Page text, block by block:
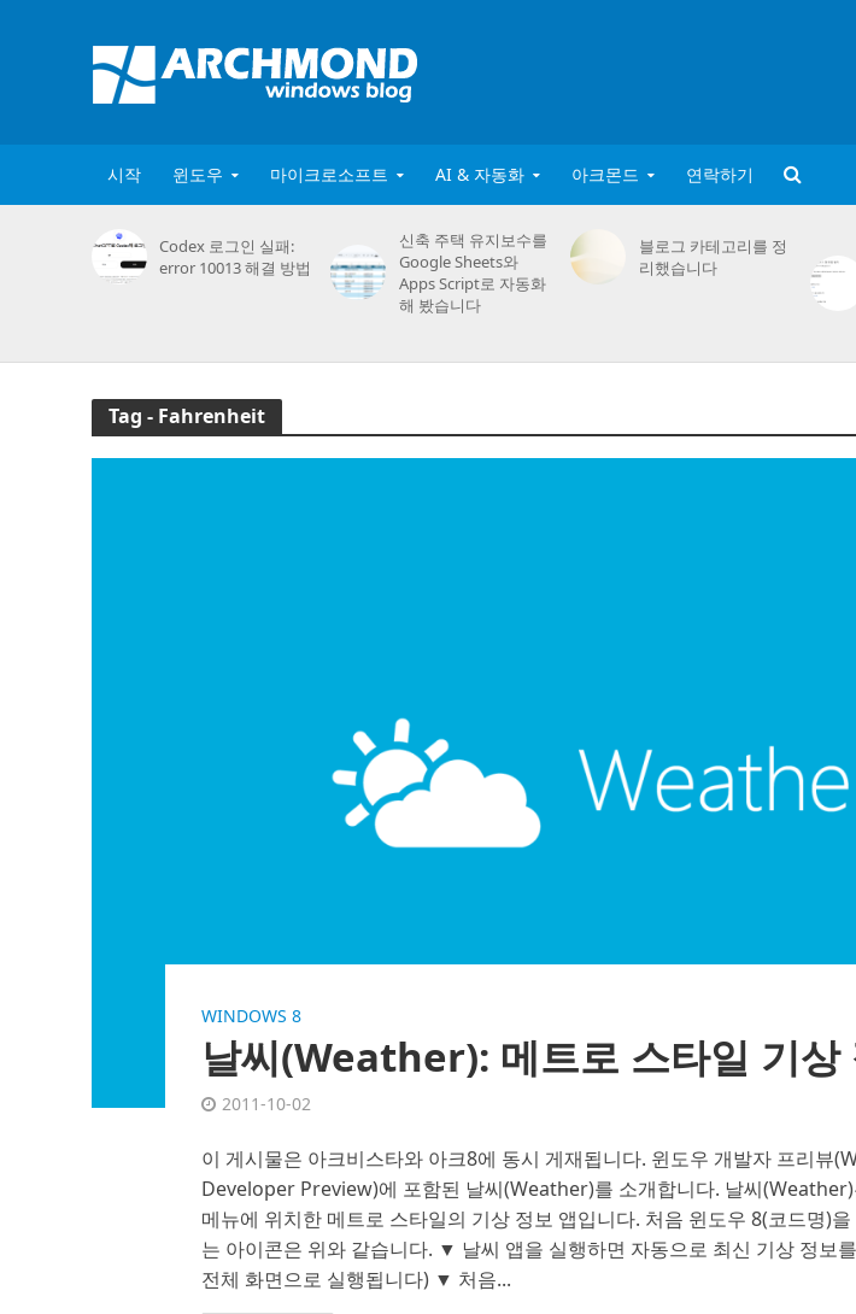
시작 윈도우 마이크로소프트 AI & 자동화 아크몬드 연락하기
Codex 로그인 실패:
error 10013 해결 방법
신축 주택 유지보수를
Google Sheets와
Apps Script로 자동화
해 봤습니다
블로그 카테고리를 정
리했습니다
Tag - Fahrenheit
WINDOWS 8
날씨(Weather): 메트로 스타일 기상
2011-10-02
이 게시물은 아크비스타와 아크8에 동시 게재됩니다. 윈도우 개발자 프리뷰
Developer Preview)에 포함된 날씨(Weather)를 소개합니다. 날씨
메뉴에 위치한 메트로 스타일의 기상 정보 앱입니다. 처음 윈도우 8(코드명)
는 아이콘은 위와 같습니다. ▼ 날씨 앱을 실행하면 자동으로 최신 기상 정보
전체 화면으로 실행됩니다) ▼ 처음...